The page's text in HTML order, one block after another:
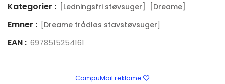
Kategorier : [Ledningsfri støvsuger] [Dreame]
Emner : [Dreame trådløs stavstøvsuger]
EAN : 6978515254161
CompuMail reklame